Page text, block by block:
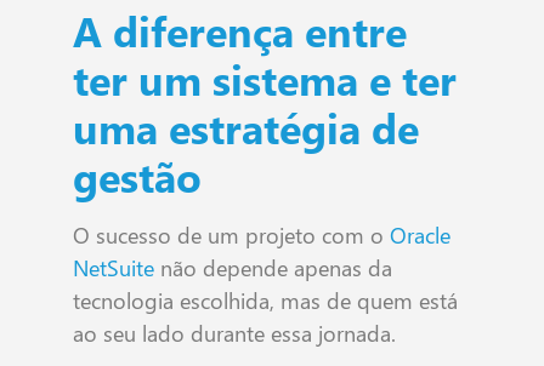
A diferença entre
ter um sistema e ter
uma estratégia de
gestão
O sucesso de um projeto com o Oracle
NetSuite não depende apenas da
tecnologia escolhida, mas de quem está
ao seu lado durante essa jornada.